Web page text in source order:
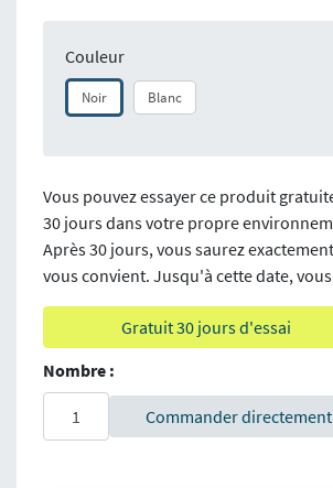
Couleur
Noir Blanc
Vous pouvez essayer ce produit
30 jours dans votre propre
Après 30 jours, vous saurez
vous convient. Jusqu'à cette date,
Gratuit 30 jours d'essai
Nombre :
Commander directement